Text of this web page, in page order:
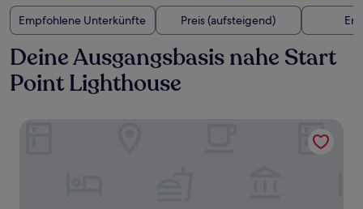
Empfohlene Unterkünfte Preis (aufsteigend)
Deine Ausgangsbasis nahe Start
Point Lighthouse